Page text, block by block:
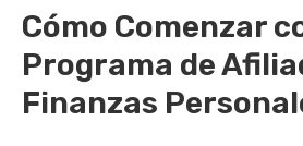
Cómo Comenzar
Programa de
Finanzas